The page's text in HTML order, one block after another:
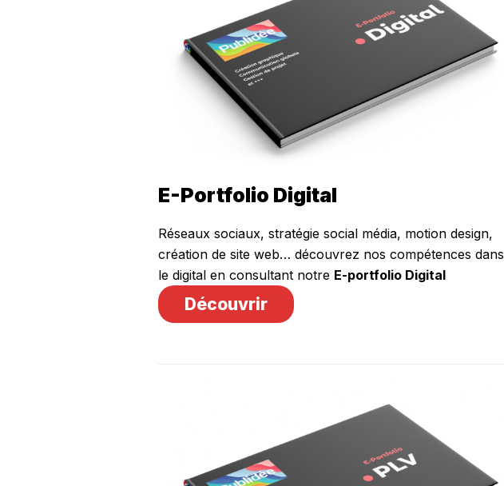
E-Portfolio Digital
Réseaux sociaux, stratégie social média, motion design,
création de site web… découvrez nos compétences dans
le digital en consultant notre E-portfolio Digital
Découvrir